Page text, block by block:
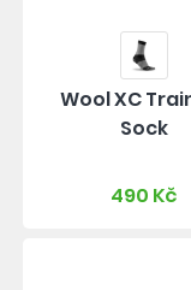
Wool XC
Sock
490 Kč